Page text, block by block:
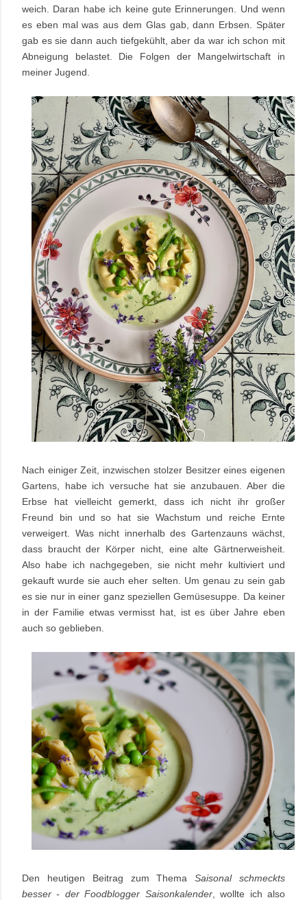
weich. Daran habe ich keine gute Erinnerungen. Und wenn
es eben mal was aus dem Glas gab, dann Erbsen. Später
gab es sie dann auch tiefgekühlt, aber da war ich schon mit
Abneigung belastet. Die Folgen der Mangelwirtschaft in
meiner Jugend.
Nach einiger Zeit, inzwischen stolzer Besitzer eines eigenen
Gartens, habe ich versuche hat sie anzubauen. Aber die
Erbse hat vielleicht gemerkt, dass ich nicht ihr großer
Freund bin und so hat sie Wachstum und reiche Ernte
verweigert. Was nicht innerhalb des Gartenzauns wächst,
dass braucht der Körper nicht, eine alte Gärtnerweisheit.
Also habe ich nachgegeben, sie nicht mehr kultiviert und
gekauft wurde sie auch eher selten. Um genau zu sein gab
es sie nur in einer ganz speziellen Gemüsesuppe. Da keiner
in der Familie etwas vermisst hat, ist es über Jahre eben
auch so geblieben.
Den heutigen Beitrag zum ThemaSaisonal schmeckts
besser - der Foodblogger Saisonkalender, wollte ich also